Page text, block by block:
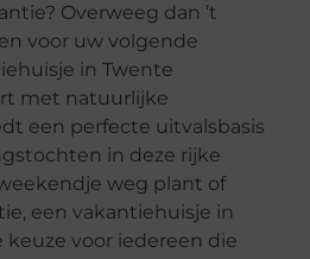
Overweeg dan ’t
voor uw volgende
in Twente
met natuurlijke
een perfecte uitvalsbasis
in deze rijke
weg plant of
een vakantiehuisje in
keuze voor iedereen die